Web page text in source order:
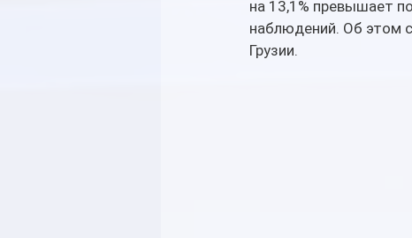
на 13,1% превышает
наблюдений. Об этом
Грузии.